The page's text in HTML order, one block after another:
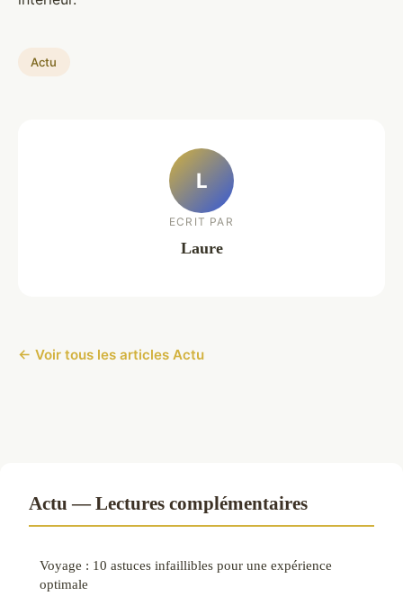
Actu
L
ECRIT PAR
Laure
← Voir tous les articles Actu
Actu — Lectures complémentaires
Voyage : 10 astuces infaillibles pour une expérience
optimale